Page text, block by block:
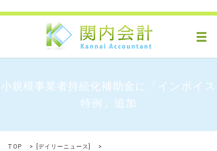
メ
小規模事業者持続化補助金に「インボイス
特例」追加
TOP デイリーニュース